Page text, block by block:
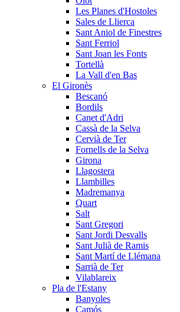
Les Planes d'Hostoles
Sales de Llierca
Sant Aniol de Finestres
Sant Ferriol
Sant Joan les Fonts
Tortellà
La Vall d'en Bas
El Gironès
Bescanó
Bordils
Canet d'Adri
Cassà de la Selva
Cervià de Ter
Fornells de la Selva
Girona
Llagostera
Llambilles
Madremanya
Quart
Salt
Sant Gregori
Sant Jordi Desvalls
Sant Julià de Ramis
Sant Martí de Llémana
Sarrià de Ter
Vilablareix
Pla de l'Estany
Banyoles
Camós